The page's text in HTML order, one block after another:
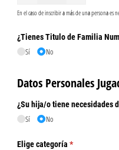
En el caso de inscribir a más de una persona es
¿Tienes Titulo de Familia
Sí No
Datos Personales
¿Su hija/​o tiene necesidades
Sí No
Elige categoría *
(necesario)